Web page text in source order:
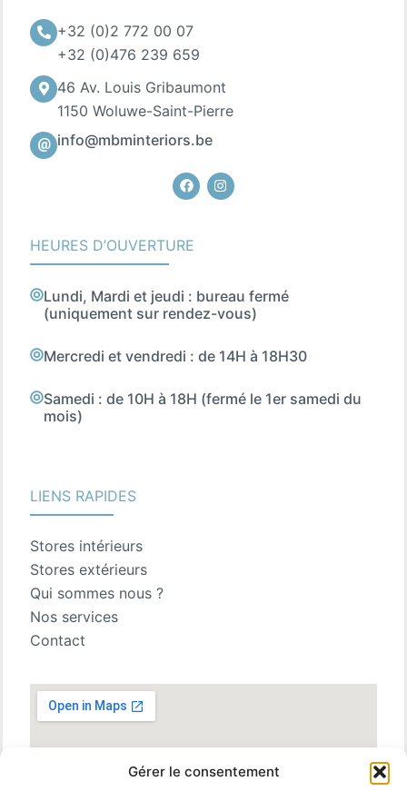
Gérer le consentement
+32 (0)2 772 00 07
+32 (0)476 239 659
46 Av. Louis Gribaumont
1150 Woluwe-Saint-Pierre
info@mbminteriors.be
FacebookInstagram
HEURES D’OUVERTURE
Lundi, Mardi et jeudi : bureau fermé
(uniquement sur rendez-vous)
Mercredi et vendredi : de 14H à 18H30
Samedi : de 10H à 18H (fermé le 1er samedi du
mois)
LIENS RAPIDES
Stores intérieurs
Stores extérieurs
Qui sommes nous ?
Nos services
Contact